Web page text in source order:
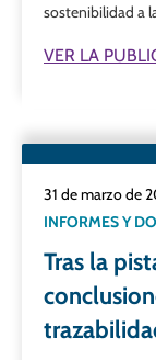
sostenibilidad a
VER LA
31 de marzo de
INFORMES Y
Tras la